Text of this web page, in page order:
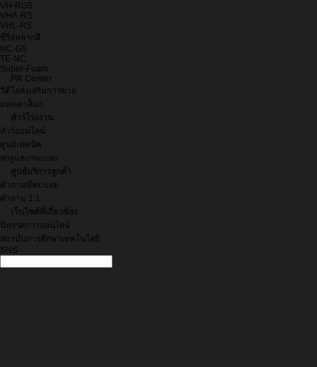
VH-RG5
VHA-RS
VHL-RS
ซี่รี่ย์หลากสี
NC-G5
TE-NC
Super-Foam
PR Center
วิดีโอส่งเสริมการขาย
แคตตาล็อก
ทัวร์โรงงาน
ทัวร์ออนไลน์
ศูนย์เทคนิค
สกรูและกระบอก
ศูนย์บริการลูกค้า
คำถามที่พบบ่อย
คำถาม 1:1
เว็บไซต์ที่เกี่ยวข้อง
นิทรรศการออนไลน์
สถาบันการศึกษาเทคโนโลยี
SNS